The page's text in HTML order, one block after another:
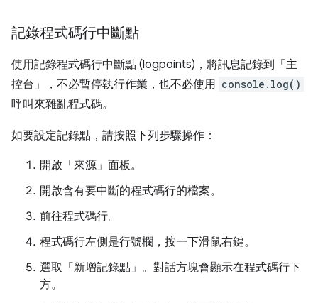
記錄程式碼行中斷點
使用記錄程式碼行中斷點 (logpoints)，將訊息記錄到「主
控台」
，不必暫停執行作業，也不必使用 console.log()
呼叫來雜亂程式碼。
如要設定記錄點，請按照下列步驟操作：
開啟「來源」 面板。
開啟含有要中斷的程式碼行的檔案。
前往程式碼行。
程式碼行左側是行號欄，按一下滑鼠右鍵。
選取「新增記錄點」 。對話方塊會顯示在程式碼行下
方。